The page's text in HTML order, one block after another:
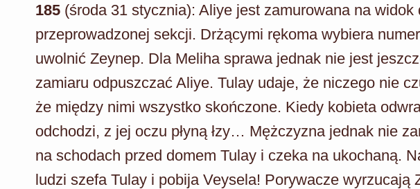
185 (środa 31 stycznia): Aliye jest zamurowana na widok
przeprowadzonej sekcji. Drżącymi rękoma wybiera
uwolnić Zeynep. Dla Meliha sprawa jednak nie jest
zamiaru odpuszczać Aliye. Tulay udaje, że niczego nie
że między nimi wszystko skończone. Kiedy kobieta
odchodzi, z jej oczu płyną łzy… Mężczyzna jednak nie
na schodach przed domem Tulay i czeka na ukochaną.
ludzi szefa Tulay i pobija Veysela! Porywacze wyrzucają